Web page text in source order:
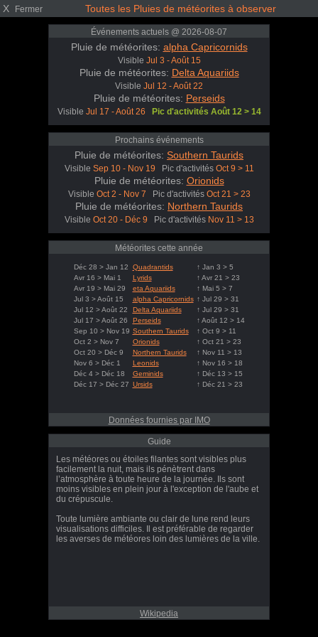
X Fermer Toutes les Pluies de météorites à observer
Événements actuels @ 2026-08-07
Pluie de météorites: alpha Capricornids
Visible Jul 3 - Août 15
Pluie de météorites: Delta Aquariids
Visible Jul 12 - Août 22
Pluie de météorites: Perseids
Visible Jul 17 - Août 26 Pic d'activités Août 12 > 14
Prochains événements
Pluie de météorites: Southern Taurids
Visible Sep 10 - Nov 19 Pic d'activités Oct 9 > 11
Pluie de météorites: Orionids
Visible Oct 2 - Nov 7 Pic d'activités Oct 21 > 23
Pluie de météorites: Northern Taurids
Visible Oct 20 - Déc 9 Pic d'activités Nov 11 > 13
Météorites cette année
Déc 28 > Jan 12 Quadrantids
↑ Jan 3 > 5
Avr 16 > Mai 1
Lyrids
↑ Avr 21 > 23
Avr 19 > Mai 29
eta Aquariids
↑ Mai 5 > 7
Jul 3 > Août 15
alpha Capricornids ↑ Jul 29 > 31
Jul 12 > Août 22
Delta Aquariids
↑ Jul 29 > 31
Jul 17 > Août 26
Perseids
↑ Août 12 > 14
Sep 10 > Nov 19 Southern Taurids
↑ Oct 9 > 11
Oct 2 > Nov 7
Orionids
↑ Oct 21 > 23
Oct 20 > Déc 9
Northern Taurids
↑ Nov 11 > 13
Nov 6 > Déc 1
Leonids
↑ Nov 16 > 18
Déc 4 > Déc 18
Geminids
↑ Déc 13 > 15
Déc 17 > Déc 27 Ursids ↑ Déc 21 > 23
Données fournies par IMO
Guide
Les météores ou étoiles filantes sont visibles plus
facilement la nuit, mais ils pénètrent dans
l’atmosphère à toute heure de la journée. Ils sont
moins visibles en plein jour à l'exception de l'aube et
du crépuscule.
Toute lumière ambiante ou clair de lune rend leurs
visualisations difficiles. Il est préférable de regarder
les averses de météores loin des lumières de la ville.
Wikipedia